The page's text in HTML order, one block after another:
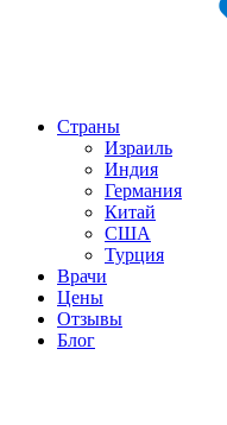
Страны
Израиль
Индия
Германия
Китай
США
Турция
Врачи
Цены
Отзывы
Блог